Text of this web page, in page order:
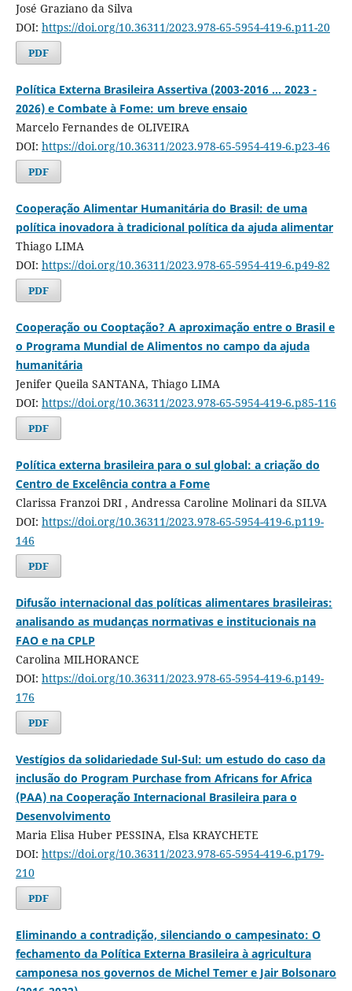
José Graziano da Silva
DOI: https://doi.org/10.36311/2023.978-65-5954-419-6.p11-20
PDF
Política Externa Brasileira Assertiva (2003-2016 ... 2023 -
2026) e Combate à Fome: um breve ensaio
Marcelo Fernandes de OLIVEIRA
DOI: https://doi.org/10.36311/2023.978-65-5954-419-6.p23-46
PDF
Cooperação Alimentar Humanitária do Brasil: de uma
política inovadora à tradicional política da ajuda alimentar
Thiago LIMA
DOI: https://doi.org/10.36311/2023.978-65-5954-419-6.p49-82
PDF
Cooperação ou Cooptação? A aproximação entre o Brasil e
o Programa Mundial de Alimentos no campo da ajuda
humanitária
Jenifer Queila SANTANA, Thiago LIMA
DOI: https://doi.org/10.36311/2023.978-65-5954-419-6.p85-116
PDF
Política externa brasileira para o sul global: a criação do
Centro de Excelência contra a Fome
Clarissa Franzoi DRI , Andressa Caroline Molinari da SILVA
DOI: https://doi.org/10.36311/2023.978-65-5954-419-6.p119-
146
PDF
Difusão internacional das políticas alimentares brasileiras:
analisando as mudanças normativas e institucionais na
FAO e na CPLP
Carolina MILHORANCE
DOI: https://doi.org/10.36311/2023.978-65-5954-419-6.p149-
176
PDF
Vestígios da solidariedade Sul-Sul: um estudo do caso da
inclusão do Program Purchase from Africans for Africa
(PAA) na Cooperação Internacional Brasileira para o
Desenvolvimento
Maria Elisa Huber PESSINA, Elsa KRAYCHETE
DOI: https://doi.org/10.36311/2023.978-65-5954-419-6.p179-
210
PDF
Eliminando a contradição, silenciando o campesinato: O
fechamento da Política Externa Brasileira à agricultura
camponesa nos governos de Michel Temer e Jair Bolsonaro